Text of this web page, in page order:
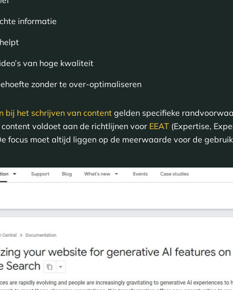
informatie
van hoge kwaliteit
zonder te over-optimaliseren
bij het schrijven van contentgelden specifieke
voldoet aan de richtlijnen voor EEAT(Expertise,
focus moet altijd liggen op de meerwaarde voor de